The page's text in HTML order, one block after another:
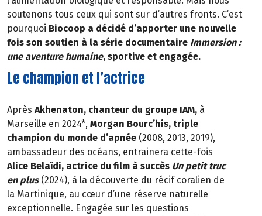
soutenons tous ceux qui sont sur d’autres fronts. C’est
pourquoi Biocoop a décidé d’apporter une nouvelle
fois son soutien à la série documentaire Immersion :
une aventure humaine, sportive et engagée.
Le champion et l’actrice
Après Akhenaton, chanteur du groupe IAM, à
Marseille en 2024*, Morgan Bourc’his, triple
champion du monde d’apnée (2008, 2013, 2019),
ambassadeur des océans, entrainera cette-fois
Alice Belaïdi, actrice du film à succès Un petit truc
en plus(2024), à la découverte du récif coralien de
la Martinique, au cœur d’une réserve naturelle
exceptionnelle. Engagée sur les questions